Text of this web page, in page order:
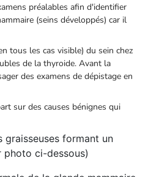
préalables afin d'identifier
(seins développés) car il
tous les cas visible) du sein chez
de la thyroide. Avant la
des examens de dépistage en
sur des causes bénignes qui
graisseuses formant un
ci-dessous)